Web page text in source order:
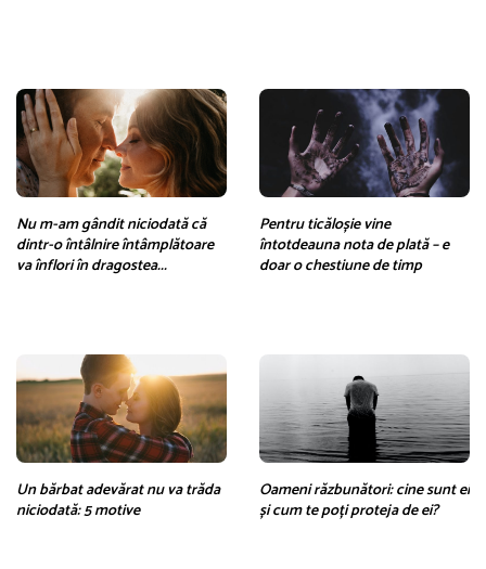
Nu m-am gândit niciodată că
dintr-o întâlnire întâmplătoare
va înflori în dragostea...
Pentru ticăloșie vine
întotdeauna nota de plată – e
doar o chestiune de timp
Un bărbat adevărat nu va trăda
niciodată: 5 motive
Oameni răzbunători: cine sunt ei
și cum te poți proteja de ei?